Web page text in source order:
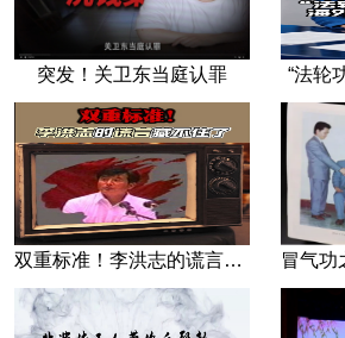
突发！关卫东当庭认罪 “法轮
双重标准！李洪志的谎言藏不住了